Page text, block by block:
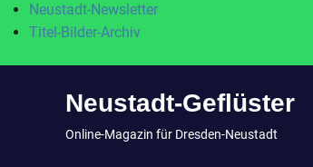
Neustadt-Newsletter
Titel-Bilder-Archiv
Neustadt-Geflüster
Online-Magazin für Dresden-Neustadt